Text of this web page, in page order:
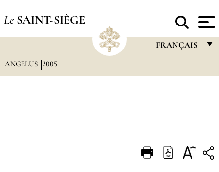
Le SAINT-SIÈGE
FRANÇAIS
DEUTSCH
ANGELUS 2005